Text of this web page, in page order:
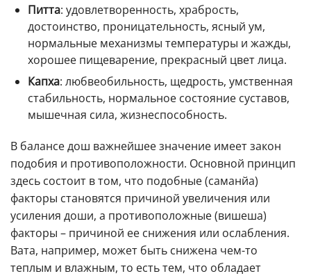
Питта: удовлетворенность, храбрость,
достоинство, проницательность, ясный ум,
нормальные механизмы температуры и жажды,
хорошее пищеварение, прекрасный цвет лица.
Капха: любвеобильность, щедрость, умственная
стабильность, нормальное состояние суставов,
мышечная сила, жизнеспособность.
В балансе дош важнейшее значение имеет закон
подобия и противоположности. Основной принцип
здесь состоит в том, что подобные (саманйа)
факторы становятся причиной увеличения или
усиления доши, а противоположные (вишеша)
факторы – причиной ее снижения или ослабления.
Вата, например, может быть снижена чем-то
теплым и влажным, то есть тем, что обладает